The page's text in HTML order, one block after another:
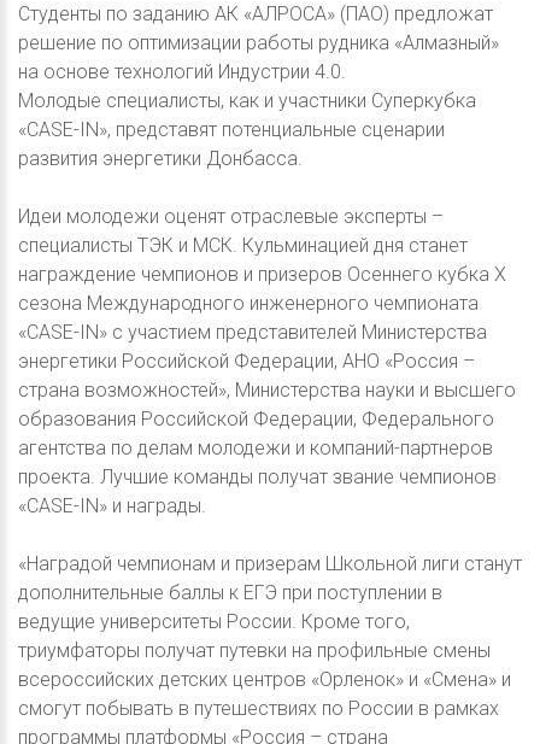
Студенты по заданию АК «АЛРОСА» (ПАО) предложат
решение по оптимизации работы рудника «Алмазный»
на основе технологий Индустрии 4.0.
Молодые специалисты, как и участники Суперкубка
«CASE-IN», представят потенциальные сценарии
развития энергетики Донбасса.
Идеи молодежи оценят отраслевые эксперты –
специалисты ТЭК и МСК. Кульминацией дня станет
награждение чемпионов и призеров Осеннего кубка X
сезона Международного инженерного чемпионата
«CASE-IN» с участием представителей Министерства
энергетики Российской Федерации, АНО «Россия –
страна возможностей», Министерства науки и высшего
образования Российской Федерации, Федерального
агентства по делам молодежи и компаний-партнеров
проекта. Лучшие команды получат звание чемпионов
«CASE-IN» и награды.
«Наградой чемпионам и призерам Школьной лиги станут
дополнительные баллы к ЕГЭ при поступлении в
ведущие университеты России. Кроме того,
триумфаторы получат путевки на профильные смены
всероссийских детских центров «Орленок» и «Смена» и
смогут побывать в путешествиях по России в рамках
программы платформы «Россия – страна